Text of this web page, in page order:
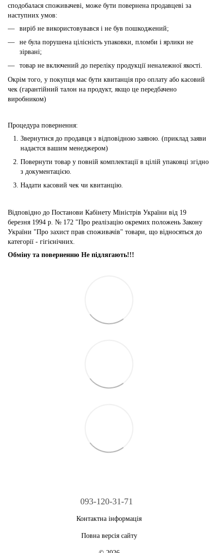
сподобалася споживачеві, може бути повернена продавцеві за
наступних умов:
виріб не використовувався і не був пошкоджений;
не була порушена цілісність упаковки, пломби і ярлики не
зірвані;
товар не включений до переліку продукції неналежної якості.
Окрім того, у покупця має бути квитанція про оплату або касовий
чек (гарантійний талон на продукт, якщо це передбачено
виробником)
Процедура повернення:
Звернутися до продавця з відповідною заявою. (приклад заяви
надаєтся вашим менеджером)
Повернути товар у повній комплектації в цілій упаковці згідно
з документацією.
Надати касовий чек чи квитанцію.
Відповідно до Постанови Кабінету Міністрів України від 19
березня 1994 р. № 172 "Про реалізацію окремих положень Закону
України "Про захист прав споживачів" товари, що відносяться до
категорії - гігієнічних.
Обміну та поверненню Не підлягають!!!
093-120-31-71
Контактна інформація
Повна версія сайту